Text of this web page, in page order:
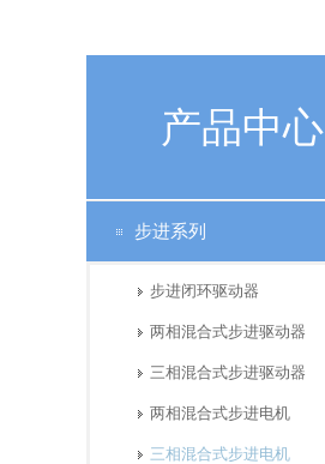
产品中心
步进系列
步进闭环驱动器
两相混合式步进驱动器
三相混合式步进驱动器
两相混合式步进电机
三相混合式步进电机